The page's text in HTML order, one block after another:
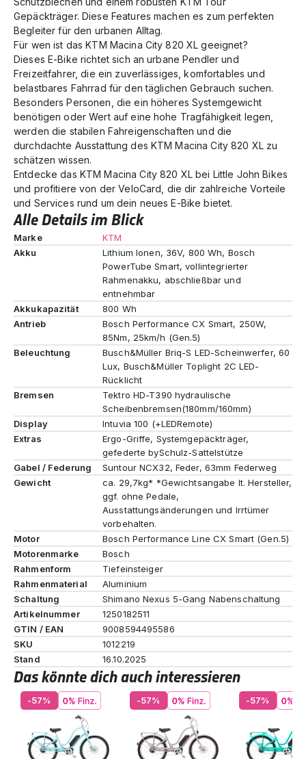
Gepäckträger. Diese Features machen es zum perfekten
Begleiter für den urbanen Alltag.
Für wen ist das KTM Macina City 820 XL geeignet?
Dieses E-Bike richtet sich an urbane Pendler und
Freizeitfahrer, die ein zuverlässiges, komfortables und
belastbares Fahrrad für den täglichen Gebrauch suchen.
Besonders Personen, die ein höheres Systemgewicht
benötigen oder Wert auf eine hohe Tragfähigkeit legen,
werden die stabilen Fahreigenschaften und die
durchdachte Ausstattung des KTM Macina City 820 XL zu
schätzen wissen.
Entdecke das KTM Macina City 820 XL bei Little John Bikes
und profitiere von der VeloCard, die dir zahlreiche Vorteile
und Services rund um dein neues E-Bike bietet.
Alle Details im Blick
Marke
KTM
Akku
Lithium Ionen, 36V, 800 Wh, Bosch
PowerTube Smart, vollintegrierter
Rahmenakku, abschließbar und
entnehmbar
Akkukapazität
800 Wh
Antrieb
Bosch Performance CX Smart, 250W,
85Nm, 25km/h (Gen.5)
Beleuchtung
Busch&Müller Briq-S LED-Scheinwerfer, 60
Lux, Busch&Müller Toplight 2C LED-
Rücklicht
Bremsen
Tektro HD-T390 hydraulische
Scheibenbremsen(180mm/160mm)
Display
Intuvia 100 (+LEDRemote)
Extras
Ergo-Griffe, Systemgepäckträger,
gefederte bySchulz-Sattelstütze
Gabel / Federung
Suntour NCX32, Feder, 63mm Federweg
Gewicht
ca. 29,7kg* *Gewichtsangabe lt. Hersteller,
ggf. ohne Pedale,
Ausstattungsänderungen und Irrtümer
vorbehalten.
Motor
Bosch Performance Line CX Smart (Gen.5)
Motorenmarke
Bosch
Rahmenform
Tiefeinsteiger
Rahmenmaterial
Aluminium
Schaltung
Shimano Nexus 5-Gang Nabenschaltung
Artikelnummer
1250182511
GTIN / EAN
9008594495586
SKU
1012219
Stand
16.10.2025
Das könnte dich auch interessieren
-57% -57% -57%